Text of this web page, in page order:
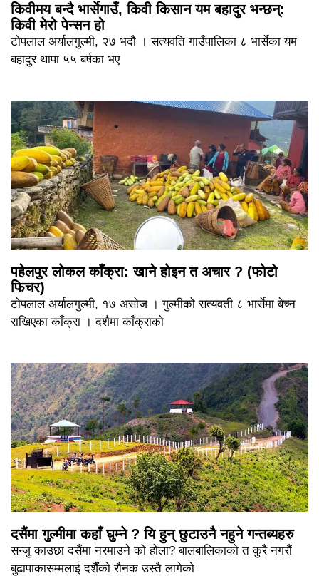
किवीमय बन्दै भार्सेगाउँ, किवी किसान यम बहादुर भन्छन्:
किवी मेरो पेन्सन हो
टोपलाल अर्यालगुल्मी, २७ भदौ । सत्यवति गाउँपालिका ८ भार्सेका यम
बहादुर थापा ५५ बर्षका भए
पहेलपुर लोकल काँक्रा: खाने होइन त अचार ? (फोटो
फिचर)
टोपलाल अर्यालगुल्मी, १७ असोज । गुल्मीको सत्यवती ८ भार्सेमा बेच्न
राखिएका काँक्रा । दशैमा काँक्राको
दसैंमा गुल्मीमा कहाँ घुम्ने ? यि हुन् छुटाउनै नहुने गन्तब्यहरु
सन्जु काउछा दसैंमा नरमाउने को होला? बालबालिकाको त कुरै नगरौं
बुढापाकासम्मलाई दशैँको रौनक उस्तै लागेको